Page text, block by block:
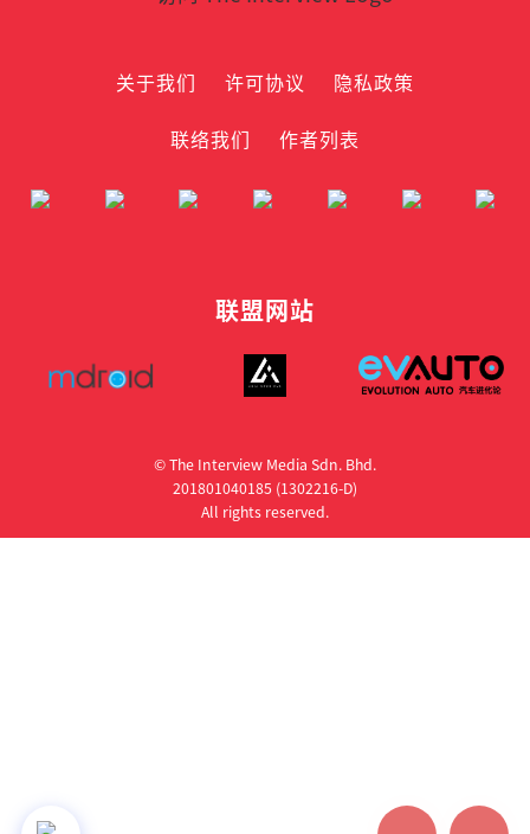
关于我们 许可协议
隐私政策
联络我们
作者列表
联盟网站
© The Interview Media Sdn. Bhd.
201801040185 (1302216­-D)
All rights reserved.